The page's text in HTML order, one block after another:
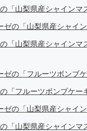
「山梨県産シャイン
ゼの「山梨県産シャイ
「山梨県産シャイン
ゼの「フルーツボンブ
「フルーツボンブケ
ゼの「山梨県産シャイ
「山梨県産シャイン